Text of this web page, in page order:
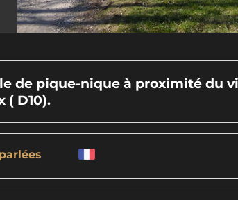
de pique-nique à proximité du
( D10).